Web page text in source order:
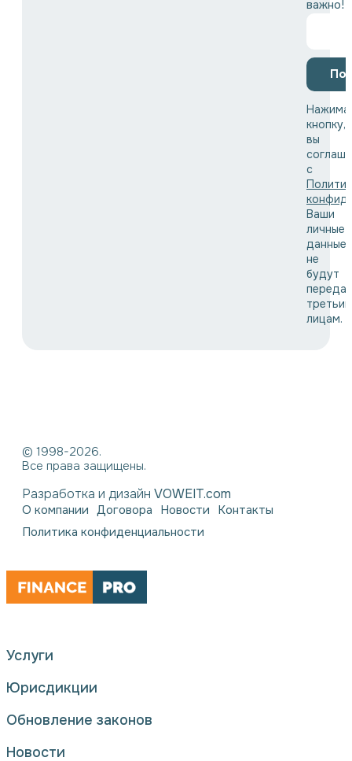
важно!
кнопку,
вы
с
Ваши
личные
данные
не
будут
третьим
лицам.
© 1998-2026.
Все права защищены.
Разработка и дизайн VOWEIT.com
О компании Договора Новости Контакты
Политика конфиденциальности
Услуги
Юрисдикции
Обновление законов
Новости